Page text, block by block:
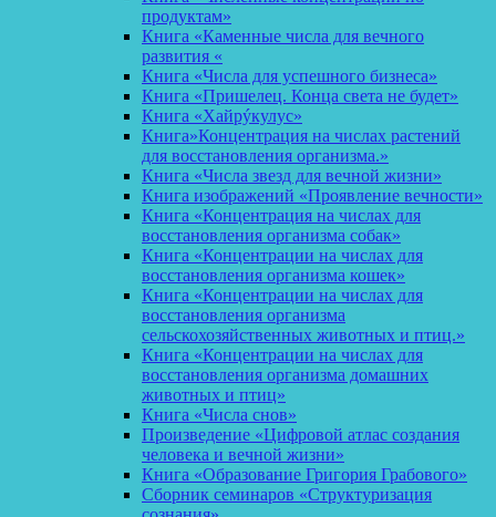
продуктам»
Книга «Каменные числа для вечного
развития «
Книга «Числа для успешного бизнеса»
Книга «Пришелец. Конца света не будет»
Книга «Хайрýкулус»
Книга»Концентрация на числах растений
для восстановления организма.»
Книга «Числа звезд для вечной жизни»
Книга изображений «Проявление вечности»
Книга «Концентрация на числах для
восстановления организма собак»
Книга «Концентрации на числах для
восстановления организма кошек»
Книга «Концентрации на числах для
восстановления организма
сельскохозяйственных животных и птиц.»
Книга «Концентрации на числах для
восстановления организма домашних
животных и птиц»
Книга «Числа снов»
Произведение «Цифровой атлас создания
человека и вечной жизни»
Книга «Образование Григория Грабового»
Сборник семинаров «Структуризация